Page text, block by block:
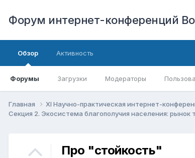
Форум интернет-конференций
Обзор
Форумы Загрузки Модераторы
Активность
Главная
XI Научно-практическая интернет-
Секция 2. Экосистема благополучия населения: рынок
Про "стойкость"